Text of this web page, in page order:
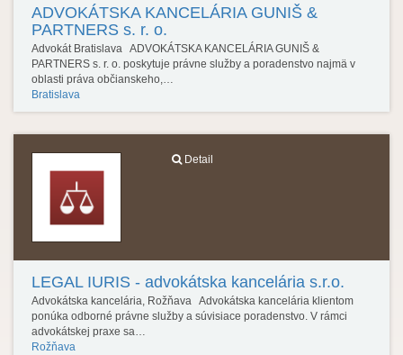
ADVOKÁTSKA KANCELÁRIA GUNIŠ &
PARTNERS s. r. o.
Advokát Bratislava ADVOKÁTSKA KANCELÁRIA GUNIŠ &
PARTNERS s. r. o. poskytuje právne služby a poradenstvo najmä v
oblasti práva občianskeho,…
Bratislava
Detail
LEGAL IURIS - advokátska kancelária s.r.o.
Advokátska kancelária, Rožňava Advokátska kancelária klientom
ponúka odborné právne služby a súvisiace poradenstvo. V rámci
advokátskej praxe sa…
Rožňava